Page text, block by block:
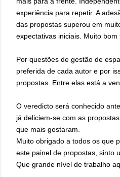
experiência para repetir. A
das propostas superou em
expectativas iniciais. Muito bom
Por questões de gestão de
preferida de cada autor e por
propostas. Entre elas está a
O veredicto será conhecido
já deliciem-se com as
que mais gostaram.
Muito obrigado a todos os que
este painel de propostas, sinto
Que grande nível de trabalho